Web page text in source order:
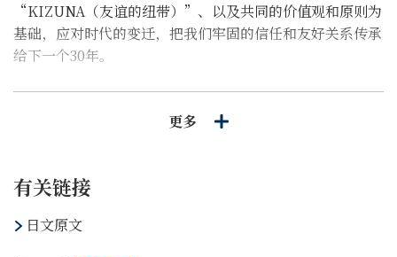
“KIZUNA（友谊的纽带）”、以及共同的价值观和原则为
基础，应对时代的变迁，把我们牢固的信任和友好关系传承
给下一个30年。
更多
有关链接
日文原文